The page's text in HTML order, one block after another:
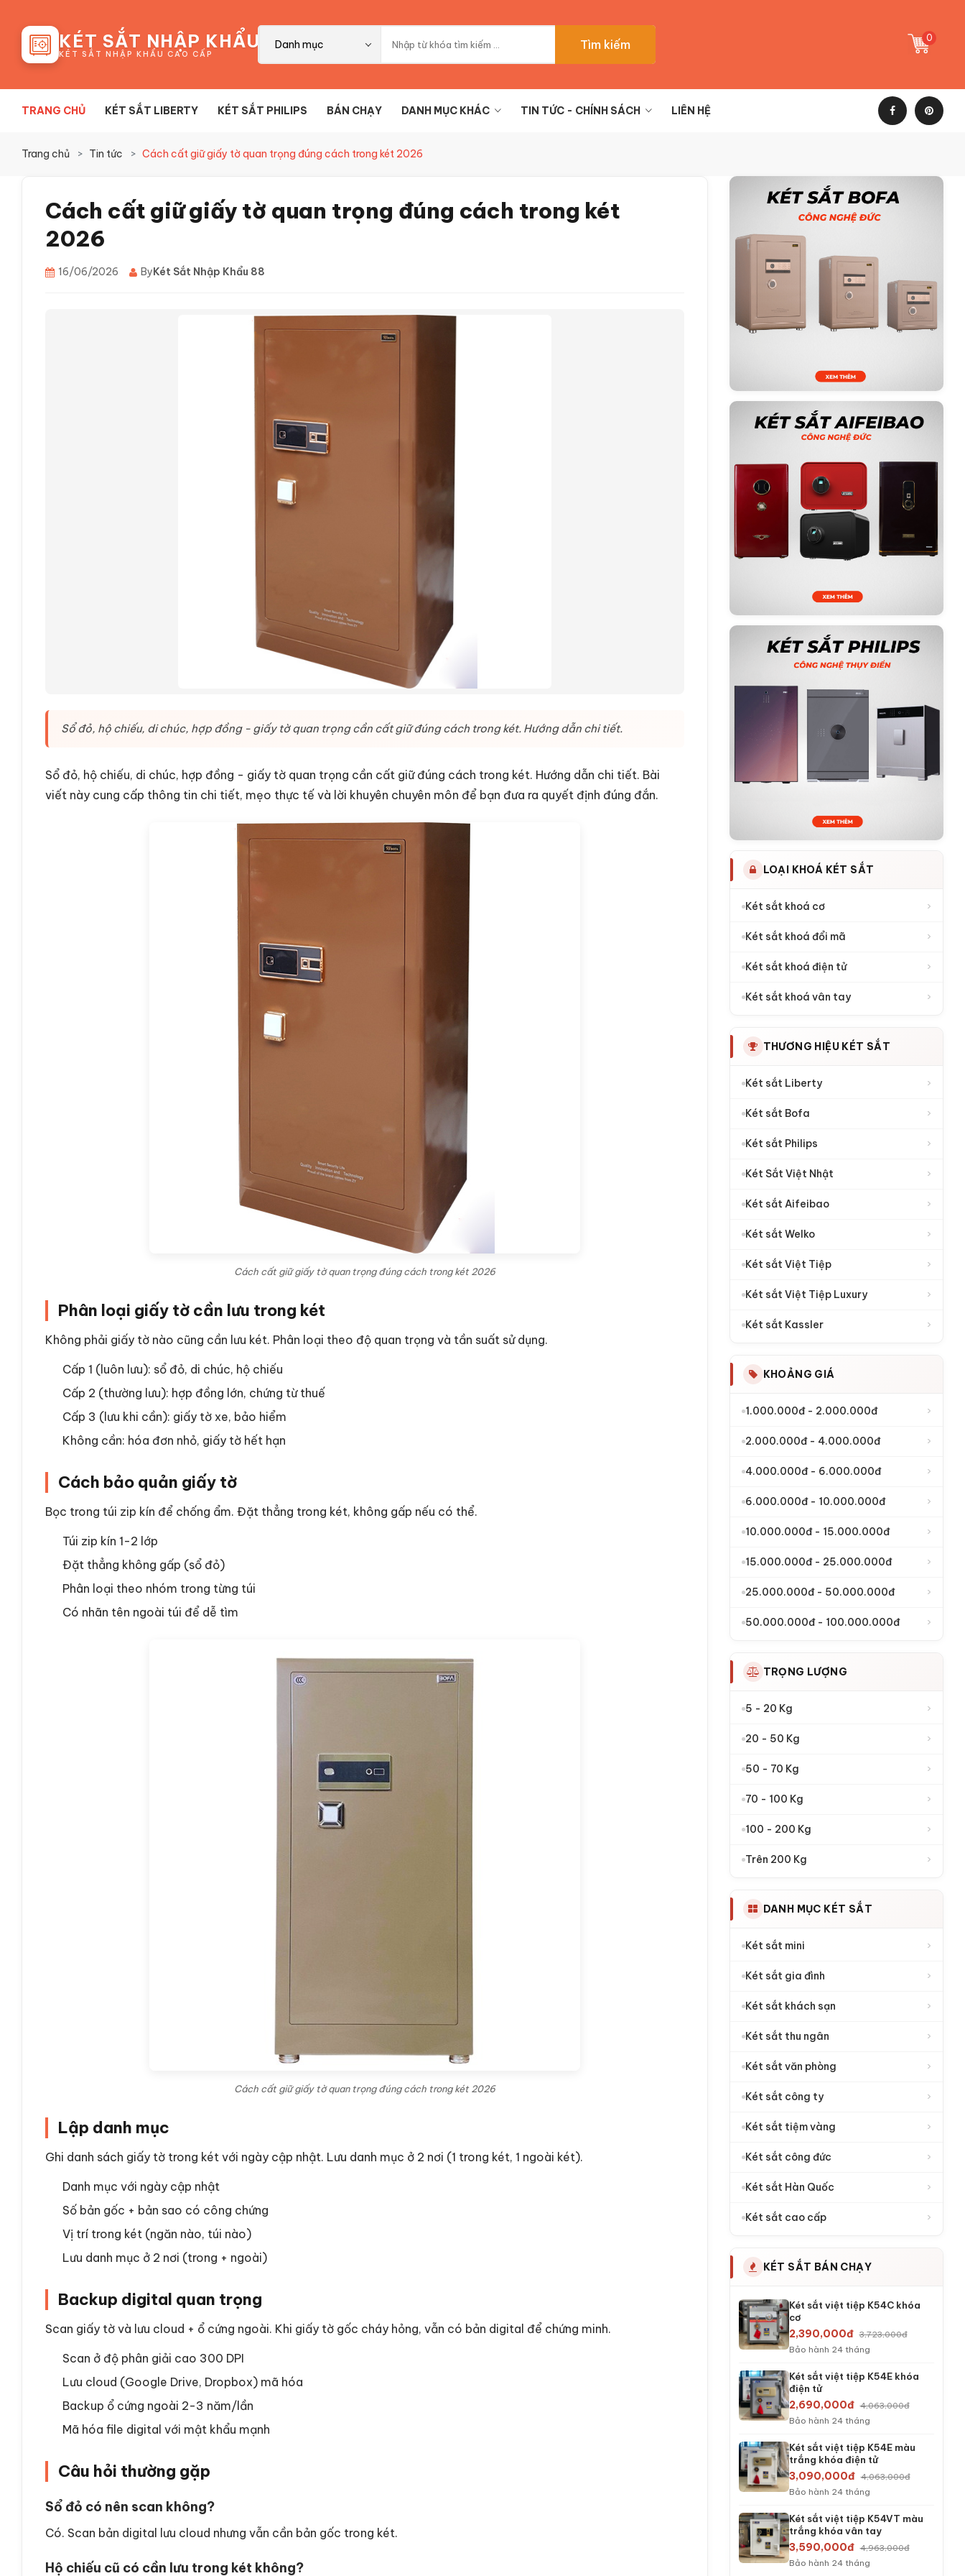
KÉT SẮT NHẬP KHẨU 88
KÉT SẮT NHẬP KHẨU CAO CẤP
0
Danh mục Tìm kiếm
TRANG CHỦ KÉT SẮT LIBERTY KÉT SẮT PHILIPS BÁN CHẠY DANH MỤC KHÁC TIN TỨC - CHÍNH SÁCH LIÊN HỆ
Trang chủ Tin tức Cách cất giữ giấy tờ quan trọng đúng cách trong két 2026
Cách cất giữ giấy tờ quan trọng đúng cách trong két
2026
16/06/2026 ByKét Sắt Nhập Khẩu 88
Sổ đỏ, hộ chiếu, di chúc, hợp đồng - giấy tờ quan trọng cần cất giữ đúng cách trong két. Hướng dẫn chi tiết.
Sổ đỏ, hộ chiếu, di chúc, hợp đồng - giấy tờ quan trọng cần cất giữ đúng cách trong két. Hướng dẫn chi tiết. Bài
viết này cung cấp thông tin chi tiết, mẹo thực tế và lời khuyên chuyên môn để bạn đưa ra quyết định đúng đắn.
Cách cất giữ giấy tờ quan trọng đúng cách trong két 2026
Phân loại giấy tờ cần lưu trong két
Không phải giấy tờ nào cũng cần lưu két. Phân loại theo độ quan trọng và tần suất sử dụng.
Cấp 1 (luôn lưu): sổ đỏ, di chúc, hộ chiếu
Cấp 2 (thường lưu): hợp đồng lớn, chứng từ thuế
Cấp 3 (lưu khi cần): giấy tờ xe, bảo hiểm
Không cần: hóa đơn nhỏ, giấy tờ hết hạn
Cách bảo quản giấy tờ
Bọc trong túi zip kín để chống ẩm. Đặt thẳng trong két, không gấp nếu có thể.
Túi zip kín 1-2 lớp
Đặt thẳng không gấp (sổ đỏ)
Phân loại theo nhóm trong từng túi
Có nhãn tên ngoài túi để dễ tìm
Cách cất giữ giấy tờ quan trọng đúng cách trong két 2026
Lập danh mục
Ghi danh sách giấy tờ trong két với ngày cập nhật. Lưu danh mục ở 2 nơi (1 trong két, 1 ngoài két).
Danh mục với ngày cập nhật
Số bản gốc + bản sao có công chứng
Vị trí trong két (ngăn nào, túi nào)
Lưu danh mục ở 2 nơi (trong + ngoài)
Backup digital quan trọng
Scan giấy tờ và lưu cloud + ổ cứng ngoài. Khi giấy tờ gốc cháy hỏng, vẫn có bản digital để chứng minh.
Scan ở độ phân giải cao 300 DPI
Lưu cloud (Google Drive, Dropbox) mã hóa
Backup ổ cứng ngoài 2-3 năm/lần
Mã hóa file digital với mật khẩu mạnh
Câu hỏi thường gặp
Sổ đỏ có nên scan không?
Có. Scan bản digital lưu cloud nhưng vẫn cần bản gốc trong két.
Hộ chiếu cũ có cần lưu trong két không?
LOẠI KHOÁ KÉT SẮT
Két sắt khoá cơ ›
Két sắt khoá đổi mã ›
Két sắt khoá điện tử ›
Két sắt khoá vân tay ›
THƯƠNG HIỆU KÉT SẮT
Két sắt Liberty ›
Két sắt Bofa ›
Két sắt Philips ›
Két Sắt Việt Nhật ›
Két sắt Aifeibao ›
Két sắt Welko ›
Két sắt Việt Tiệp ›
Két sắt Việt Tiệp Luxury ›
Két sắt Kassler ›
KHOẢNG GIÁ
1.000.000đ - 2.000.000đ ›
2.000.000đ - 4.000.000đ ›
4.000.000đ - 6.000.000đ ›
6.000.000đ - 10.000.000đ ›
10.000.000đ - 15.000.000đ ›
15.000.000đ - 25.000.000đ ›
25.000.000đ - 50.000.000đ ›
50.000.000đ - 100.000.000đ ›
TRỌNG LƯỢNG
5 - 20 Kg ›
20 - 50 Kg ›
50 - 70 Kg ›
70 - 100 Kg ›
100 - 200 Kg ›
Trên 200 Kg ›
DANH MỤC KÉT SẮT
Két sắt mini ›
Két sắt gia đình ›
Két sắt khách sạn ›
Két sắt thu ngân ›
Két sắt văn phòng ›
Két sắt công ty ›
Két sắt tiệm vàng ›
Két sắt công đức ›
Két sắt Hàn Quốc ›
Két sắt cao cấp ›
KÉT SẮT BÁN CHẠY
Két sắt việt tiệp K54C khóa
cơ
2,390,000đ 3,723,000đ
Bảo hành 24 tháng
Két sắt việt tiệp K54E khóa
điện tử
2,690,000đ 4,063,000đ
Bảo hành 24 tháng
Két sắt việt tiệp K54E màu
trắng khóa điện tử
3,090,000đ 4,063,000đ
Bảo hành 24 tháng
Két sắt việt tiệp K54VT màu
trắng khóa vân tay
3,590,000đ 4,963,000đ
Bảo hành 24 tháng